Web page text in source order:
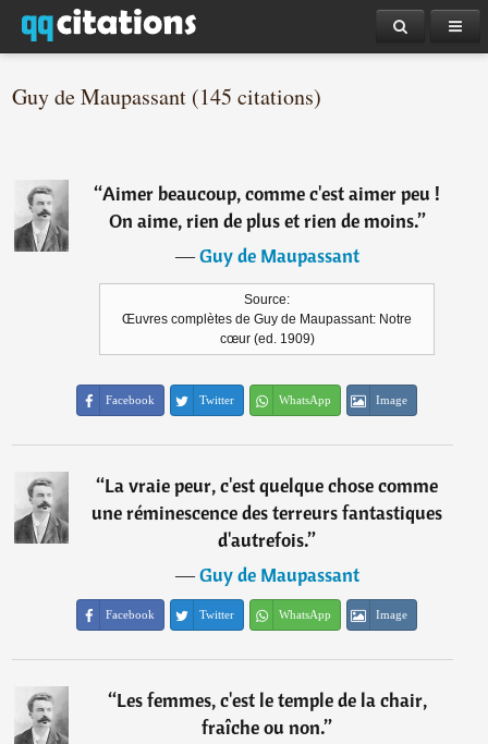
Guy de Maupassant (145 citations)
“Aimer beaucoup, comme c'est aimer peu !
On aime, rien de plus et rien de moins.”
―Guy de Maupassant
Source:
Œuvres complètes de Guy de Maupassant: Notre
cœur (ed. 1909)
Facebook Twitter WhatsApp Image
“La vraie peur, c'est quelque chose comme
une réminescence des terreurs fantastiques
d'autrefois.”
―Guy de Maupassant
Facebook Twitter WhatsApp Image
“Les femmes, c'est le temple de la chair,
fraîche ou non.”